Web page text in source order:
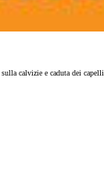
calvizie e caduta dei capelli